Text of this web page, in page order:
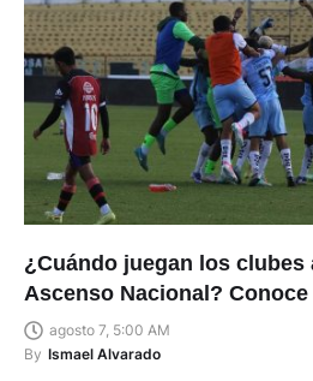
¿Cuándo juegan los clubes
Ascenso Nacional?
agosto 7, 5:00 AM
By Ismael Alvarado